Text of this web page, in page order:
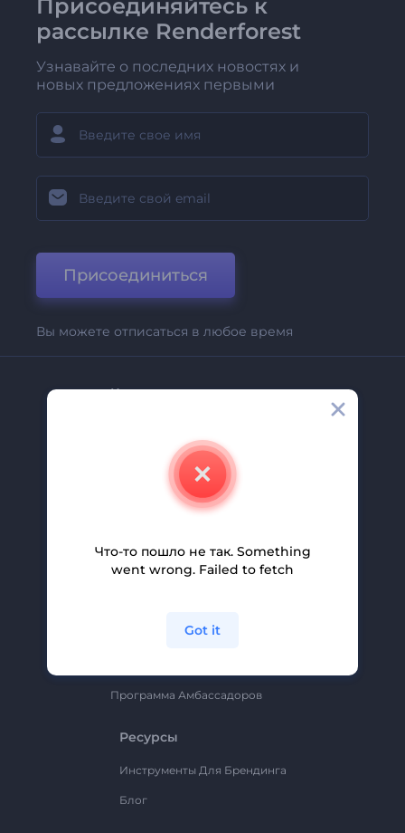
Присоединяйтесь к
рассылке Renderforest
Узнавайте о последних новостях и
новых предложениях первыми
Присоединиться
Вы можете отписаться в любое время
Компания
Свяжитесь С Нами
Помощь И Поддержка
Партнерская Программа
Политика Конфиденциальности
Программа Амбассадоров
Ресурсы
Инструменты Для Брендинга
Блог
Что-то пошло не так. Something
went wrong. Failed to fetch
Got it